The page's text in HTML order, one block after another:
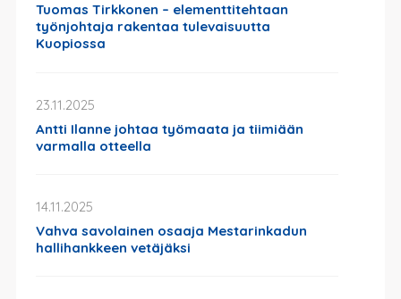
Tuomas Tirkkonen – elementtitehtaan
työnjohtaja rakentaa tulevaisuutta
Kuopiossa
23.11.2025
Antti Ilanne johtaa työmaata ja tiimiään
varmalla otteella
14.11.2025
Vahva savolainen osaaja Mestarinkadun
hallihankkeen vetäjäksi